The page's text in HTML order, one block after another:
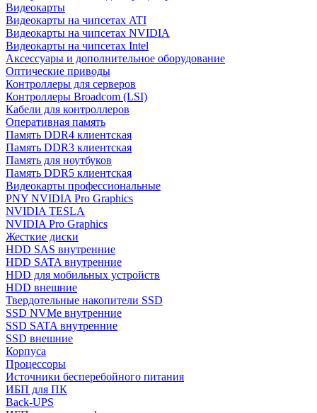
Видеокарты
Видеокарты на чипсетах ATI
Видеокарты на чипсетах NVIDIA
Видеокарты на чипсетах Intel
Аксессуары и дополнительное оборудование
Оптические приводы
Контроллеры для серверов
Контроллеры Broadcom (LSI)
Кабели для контроллеров
Оперативная память
Память DDR4 клиентская
Память DDR3 клиентская
Память для ноутбуков
Память DDR5 клиентская
Видеокарты профессиональные
PNY NVIDIA Pro Graphics
NVIDIA TESLA
NVIDIA Pro Graphics
Жесткие диски
HDD SAS внутренние
HDD SATA внутренние
HDD для мобильных устройств
HDD внешние
Твердотельные накопители SSD
SSD NVMe внутренние
SSD SATA внутренние
SSD внешние
Корпуса
Процессоры
Источники бесперебойного питания
ИБП для ПК
Back-UPS